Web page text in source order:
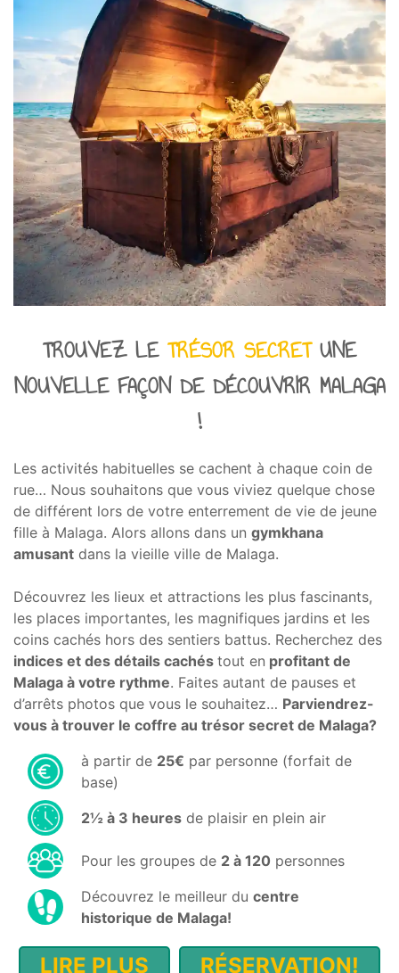
TROUVEZ LE TRÉSOR SECRETUNE
NOUVELLE FAÇON DE DÉCOUVRIR MALAGA
!
Les activités habituelles se cachent à chaque coin de
rue… Nous souhaitons que vous viviez quelque chose
de différent lors de votre enterrement de vie de jeune
fille à Malaga. Alors allons dans un gymkhana
amusant dans la vieille ville de Malaga.
Découvrez les lieux et attractions les plus fascinants,
les places importantes, les magnifiques jardins et les
coins cachés hors des sentiers battus. Recherchez des
indices et des détails cachés tout en profitant de
Malaga à votre rythme. Faites autant de pauses et
d’arrêts photos que vous le souhaitez… Parviendrez-
vous à trouver le coffre au trésor secret de Malaga?
à partir de 25€ par personne (forfait de
base)
2½ à 3 heures de plaisir en plein air
Pour les groupes de 2 à 120 personnes
Découvrez le meilleur du centre
historique de Malaga!
LIRE PLUS RÉSERVATION!